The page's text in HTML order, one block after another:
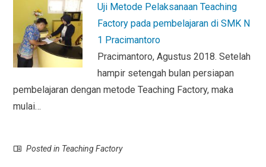
Uji Metode Pelaksanaan Teaching
Factory pada pembelajaran di SMK N
1 Pracimantoro
Pracimantoro, Agustus 2018. Setelah
hampir setengah bulan persiapan
pembelajaran dengan metode Teaching Factory, maka
mulai…
Posted in Teaching Factory